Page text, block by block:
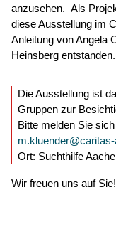
anzusehen. Als
diese Ausstellung im
Anleitung von Angela
Heinsberg entstanden.
Die Ausstellung ist
Gruppen zur
Bitte melden Sie
Ort: Suchthilfe
Wir freuen uns auf Sie!